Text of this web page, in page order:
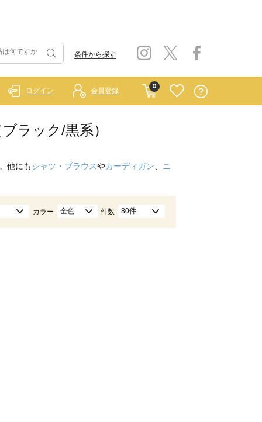
条件から探す
0
ログイン 会員登録
ラック/黒系）
他にもシャツ・ブラウスやカーディガン
ニ
カラー 全色 件数 80件